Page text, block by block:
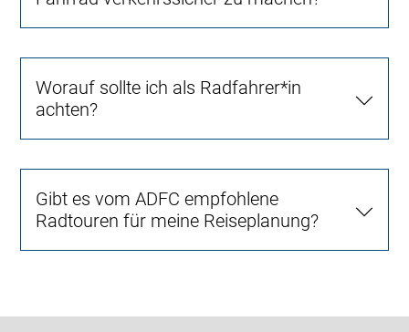
Worauf sollte ich als Radfahrer*in
achten?
Gibt es vom ADFC empfohlene
Radtouren für meine Reiseplanung?